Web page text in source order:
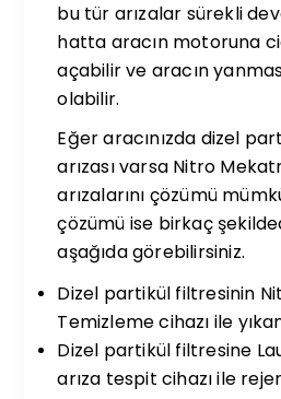
bu tür arızalar sürekli
hatta aracın motoruna
açabilir ve aracın
olabilir.
Eğer aracınızda dizel
arızası varsa Nitro
arızalarını çözümü
çözümü ise birkaç
aşağıda görebilirsiniz.
Dizel partikül filtresinin
Temizleme cihazı ile
Dizel partikül filtresine
arıza tespit cihazı ile